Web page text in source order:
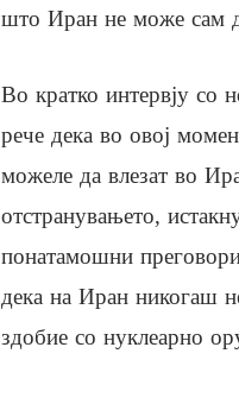
што Иран не може сам
Во кратко интервју со
рече дека во овој
можеле да влезат во
отстранувањето,
понатамошни
дека на Иран никогаш
здобие со нуклеарно